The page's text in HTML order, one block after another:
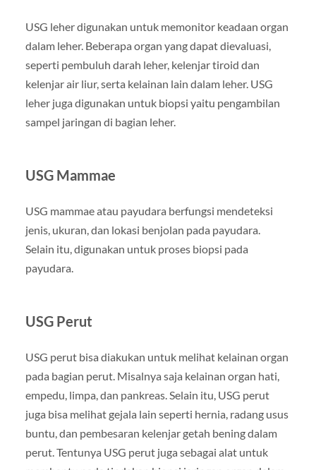
USG leher digunakan untuk memonitor keadaan organ
dalam leher. Beberapa organ yang dapat dievaluasi,
seperti pembuluh darah leher, kelenjar tiroid dan
kelenjar air liur, serta kelainan lain dalam leher. USG
leher juga digunakan untuk biopsi yaitu pengambilan
sampel jaringan di bagian leher.
USG Mammae
USG mammae atau payudara berfungsi mendeteksi
jenis, ukuran, dan lokasi benjolan pada payudara.
Selain itu, digunakan untuk proses biopsi pada
payudara.
USG Perut
USG perut bisa diakukan untuk melihat kelainan organ
pada bagian perut. Misalnya saja kelainan organ hati,
empedu, limpa, dan pankreas. Selain itu, USG perut
juga bisa melihat gejala lain seperti hernia, radang usus
buntu, dan pembesaran kelenjar getah bening dalam
perut. Tentunya USG perut juga sebagai alat untuk